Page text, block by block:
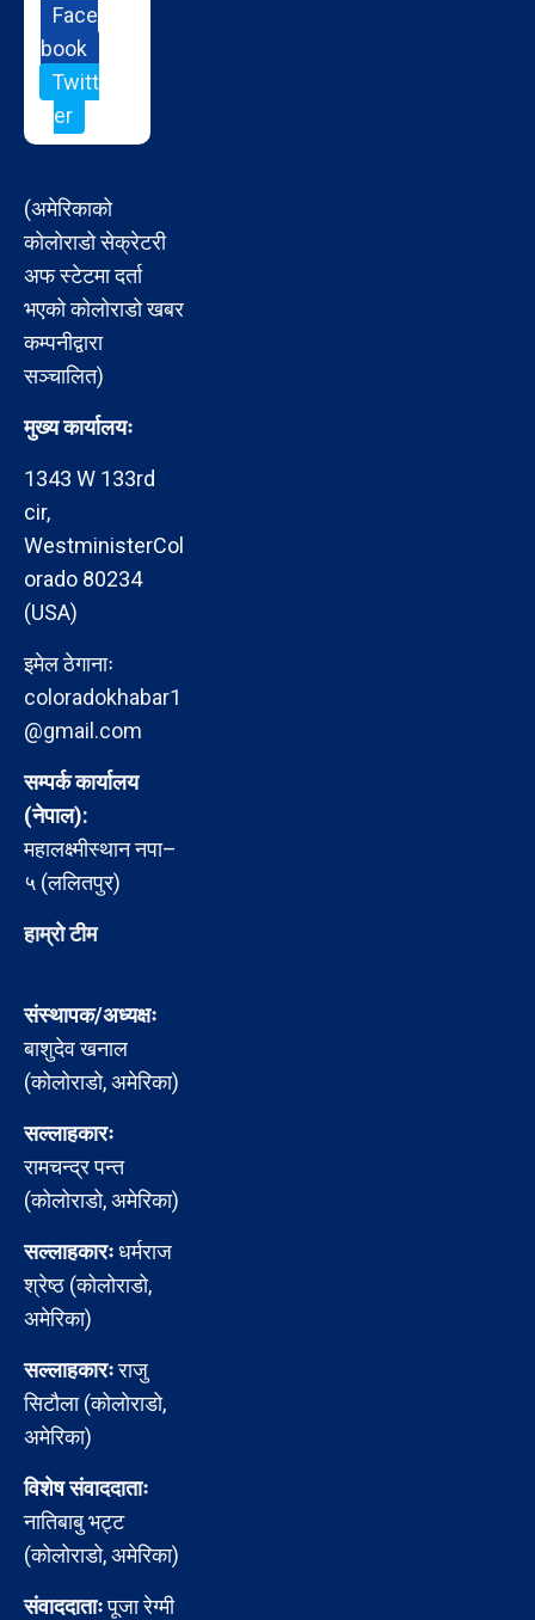
Face
book
Twitt
er
(अमेरिकाको
कोलोराडो सेक्रेटरी
अफ स्टेटमा दर्ता
भएको कोलोराडो खबर
कम्पनीद्वारा
सञ्चालित)
मुख्य कार्यालयः
1343 W 133rd
cir,
WestministerCol
orado 80234
(USA)
इमेल ठेगानाः
coloradokhabar1
@gmail.com
सम्पर्क कार्यालय
(नेपाल):
महालक्ष्मीस्थान नपा–
५ (ललितपुर)
हाम्रो टीम
संस्थापक/अध्यक्षः
बाशुदेव खनाल
(कोलोराडो, अमेरिका)
सल्लाहकारः
रामचन्द्र पन्त
(कोलोराडो, अमेरिका)
सल्लाहकारःधर्मराज
श्रेष्ठ (कोलोराडो,
अमेरिका)
सल्लाहकारःराजु
सिटौला (कोलोराडो,
अमेरिका)
विशेष संवाददाताः
नातिबाबु भट्ट
(कोलोराडो, अमेरिका)
संवाददाताःपूजा रेग्मी